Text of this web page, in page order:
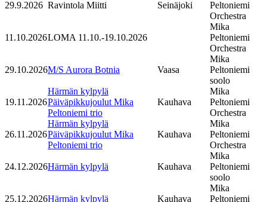
29.9.2026 Ravintola Miitti Seinäjoki
Peltoniemi
Orchestra
11.10.2026LOMA 11.10.-19.10.2026
Mika
Peltoniemi
Orchestra
29.10.2026M/S Aurora Botnia Vaasa
Mika
Peltoniemi
soolo
19.11.2026
Härmän kylpylä
Päiväpikkujoulut Mika
Peltoniemi trio
Kauhava
Mika
Peltoniemi
Orchestra
26.11.2026
Härmän kylpylä
Päiväpikkujoulut Mika
Peltoniemi trio
Kauhava
Mika
Peltoniemi
Orchestra
24.12.2026Härmän kylpylä Kauhava
Mika
Peltoniemi
soolo
25.12.2026Härmän kylpylä Kauhava
Mika
Peltoniemi